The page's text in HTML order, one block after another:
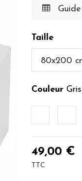
Taille
Couleur
49,00 €
TTC